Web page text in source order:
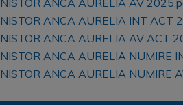
NISTOR ANCA AURELIA AV
NISTOR ANCA AURELIA INT ACT
NISTOR ANCA AURELIA AV ACT
NISTOR ANCA AURELIA NUMIRE
NISTOR ANCA AURELIA NUMIRE